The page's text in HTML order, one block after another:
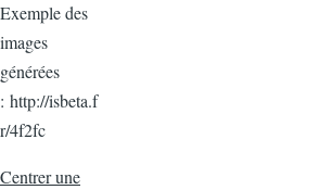
Exemple des
images
générées
: http://isbeta.f
r/4f2fc
Centrer une